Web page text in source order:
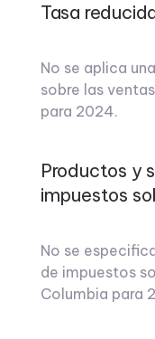
Tasa
No se aplica
sobre las
para 2024.
Productos y
impuestos
No se
de impuestos
Columbia para